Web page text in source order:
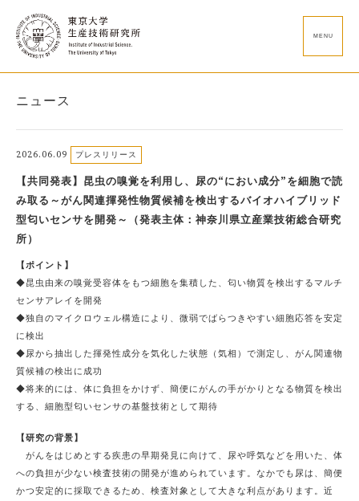
MENU
ニュース
2026.06.09 プレスリリース
【共同発表】昆虫の嗅覚を利用し、尿の“におい成分”を細胞で読
み取る～がん関連揮発性物質候補を検出するバイオハイブリッド
型匂いセンサを開発～（発表主体：神奈川県立産業技術総合研究
所）
【ポイント】
◆昆虫由来の嗅覚受容体をもつ細胞を集積した、匂い物質を検出するマルチ
センサアレイを開発
◆独自のマイクロウェル構造により、微弱でばらつきやすい細胞応答を安定
に検出
◆尿から抽出した揮発性成分を気化した状態（気相）で測定し、がん関連物
質候補の検出に成功
◆将来的には、体に負担をかけず、簡便にがんの手がかりとなる物質を検出
する、細胞型匂いセンサの基盤技術として期待
【研究の背景】
がんをはじめとする疾患の早期発見に向けて、尿や呼気などを用いた、体
への負担が少ない検査技術の開発が進められています。なかでも尿は、簡便
かつ安定的に採取できるため、検査対象として大きな利点があります。近